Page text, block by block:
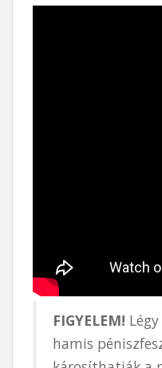
FIGYELEM!
hamis